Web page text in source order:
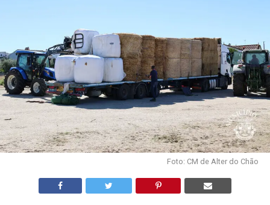
Foto: CM de Alter do Chão